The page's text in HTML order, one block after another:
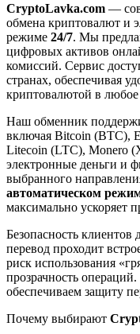
CryptoLavka.com —
обмена криптовалют и
режиме 24/7. Мы
цифровых активов
комиссий. Сервис
странах, обеспечивая
криптовалютой в любое
Наш обменник
включая Bitcoin (BTC),
Litecoin (LTC), Monero
электронные деньги и
выбранного
автоматическом
максимально ускоряет
Безопасность
перевод проходит
риск использования
прозрачность
обеспечиваем защиту
Почему выбирают